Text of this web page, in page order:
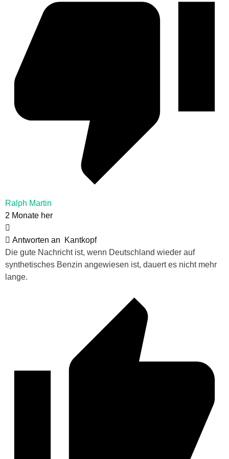
Ralph Martin
2 Monate her
Antworten an
Kantkopf
Die gute Nachricht ist, wenn Deutschland wieder auf
synthetisches Benzin angewiesen ist, dauert es nicht mehr
lange.